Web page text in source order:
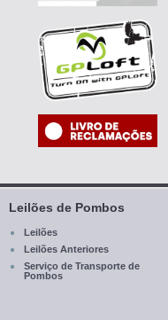
Leilões de Pombos
Leilões
Leilões Anteriores
Serviço de Transporte de
Pombos